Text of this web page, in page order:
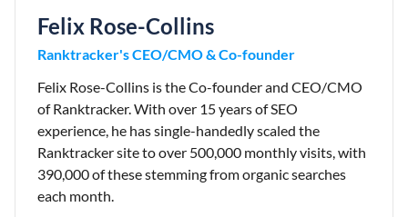
Felix Rose-Collins
Ranktracker's CEO/CMO & Co-founder
Felix Rose-Collins is the Co-founder and CEO/CMO
of Ranktracker. With over 15 years of SEO
experience, he has single-handedly scaled the
Ranktracker site to over 500,000 monthly visits, with
390,000 of these stemming from organic searches
each month.